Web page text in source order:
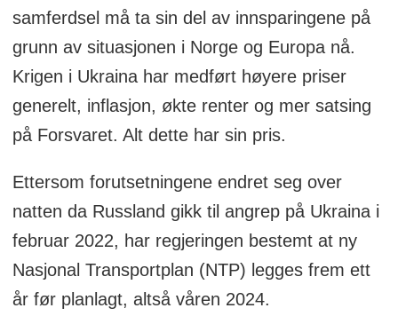
samferdsel må ta sin del av innsparingene på
grunn av situasjonen i Norge og Europa nå.
Krigen i Ukraina har medført høyere priser
generelt, inflasjon, økte renter og mer satsing
på Forsvaret. Alt dette har sin pris.
Ettersom forutsetningene endret seg over
natten da Russland gikk til angrep på Ukraina i
februar 2022, har regjeringen bestemt at ny
Nasjonal Transportplan (NTP) legges frem ett
år før planlagt, altså våren 2024.